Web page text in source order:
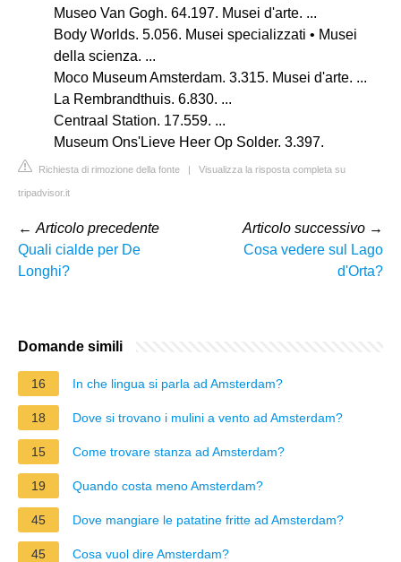
Museo Van Gogh. 64.197. Musei d'arte. ...
Body Worlds. 5.056. Musei specializzati • Musei
della scienza. ...
Moco Museum Amsterdam. 3.315. Musei d'arte. ...
La Rembrandthuis. 6.830. ...
Centraal Station. 17.559. ...
Museum Ons'Lieve Heer Op Solder. 3.397.
Richiesta di rimozione della fonte | Visualizza la risposta completa su
tripadvisor.it
← Articolo precedente
Quali cialde per De
Longhi?
Articolo successivo →
Cosa vedere sul Lago
d'Orta?
Domande simili
16 In che lingua si parla ad Amsterdam?
18 Dove si trovano i mulini a vento ad Amsterdam?
15 Come trovare stanza ad Amsterdam?
19 Quando costa meno Amsterdam?
45 Dove mangiare le patatine fritte ad Amsterdam?
45 Cosa vuol dire Amsterdam?